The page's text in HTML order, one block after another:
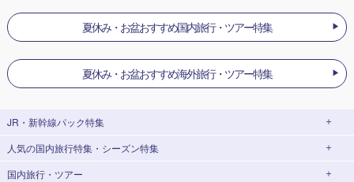
夏休み・お盆おすすめ国内旅行・ツアー特集
夏休み・お盆おすすめ海外旅行・ツアー特集
JR・新幹線パック特集
JR・新幹線＋ホテルパック
出張パック
人気の国内旅行特集・シーズン特集
東京ディズニーリゾート®への旅
ユニバーサル・スタジオ・ジャパン(USJ)
国内旅行・ツアー